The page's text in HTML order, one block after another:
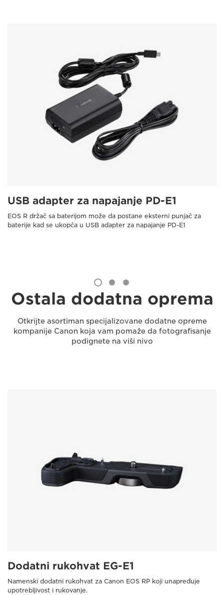
USB adapter za napajanje PD-E1
EOS R držač sa baterijom može da postane eksterni punjač za
baterije kad se ukopča u USB adapter za napajanje PD-E1
Ostala dodatna oprema
Otkrijte asortiman specijalizovane dodatne opreme
kompanije Canon koja vam pomaže da fotografisanje
podignete na viši nivo
Dodatni rukohvat EG-E1
Namenski dodatni rukohvat za Canon EOS RP koji unapređuje
upotrebljivost i rukovanje.